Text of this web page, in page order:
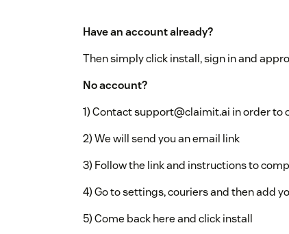
Have an account already?
Then simply click install, sign in and
No account?
1) Contact support@claimit.ai in order to
2) We will send you an email link
3) Follow the link and instructions to
4) Go to settings, couriers and then add
5) Come back here and click install